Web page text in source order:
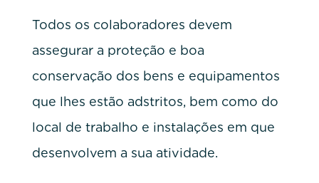
Todos os colaboradores devem
assegurar a proteção e boa
conservação dos bens e equipamentos
que lhes estão adstritos, bem como do
local de trabalho e instalações em que
desenvolvem a sua atividade.